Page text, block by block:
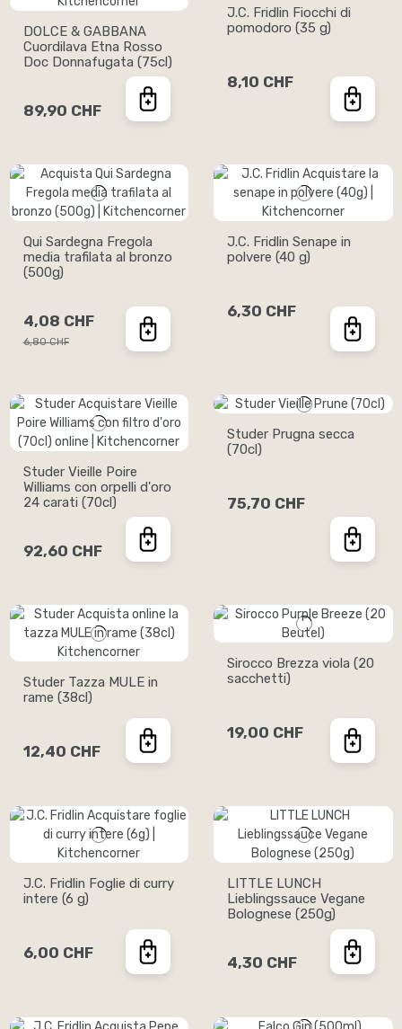
DOLCE & GABBANA
Cuordilava Etna Rosso
Doc Donnafugata (75cl)
89,90 CHF
J.C. Fridlin Fiocchi di
pomodoro (35 g)
8,10 CHF
Qui Sardegna Fregola
media trafilata al bronzo
(500g)
4,08 CHF
6,80 CHF
J.C. Fridlin Senape in
polvere (40 g)
6,30 CHF
Studer Vieille Poire
Williams con orpelli d'oro
24 carati (70cl)
92,60 CHF
Studer Prugna secca
(70cl)
75,70 CHF
Studer Tazza MULE in
rame (38cl)
12,40 CHF
Sirocco Brezza viola (20
sacchetti)
19,00 CHF
J.C. Fridlin Foglie di curry
intere (6 g)
6,00 CHF
LITTLE LUNCH
Lieblingssauce Vegane
Bolognese (250g)
4,30 CHF